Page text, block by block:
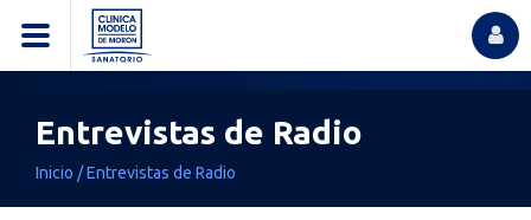
Entrevistas de Radio
Inicio /Entrevistas de Radio